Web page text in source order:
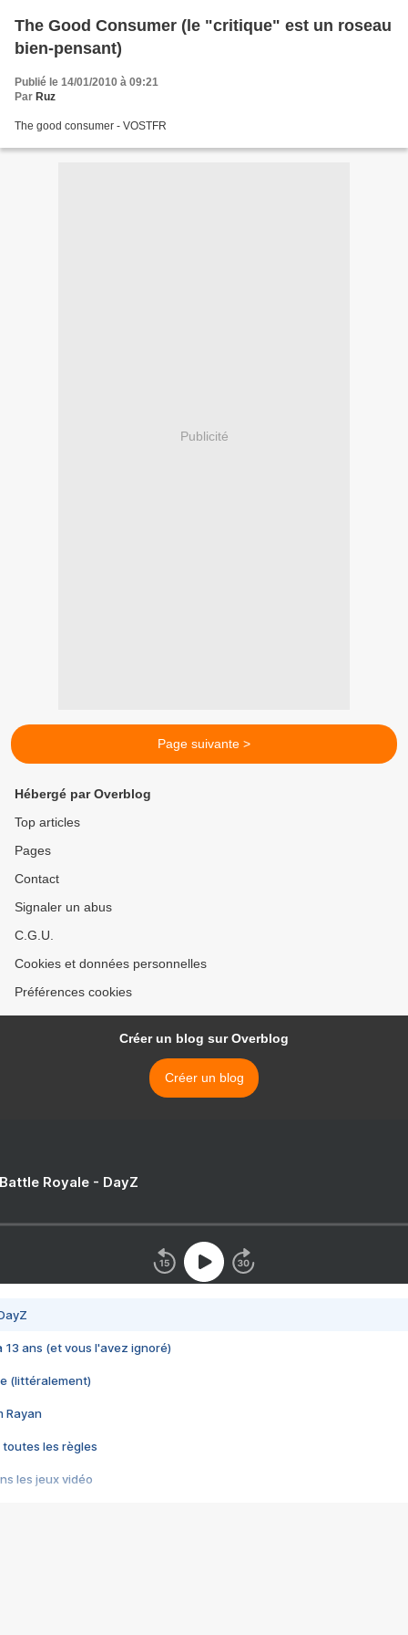
The Good Consumer (le "critique" est un roseau
bien-pensant)
Publié le 14/01/2010 à 09:21
Par Ruz
The good consumer - VOSTFR
Publicité
Page suivante >
Hébergé par Overblog
Top articles
Pages
Contact
Signaler un abus
C.G.U.
Cookies et données personnelles
Préférences cookies
Créer un blog sur Overblog
Créer un blog
Royale - DayZ
13 ans (et vous l'avez ignoré)
(littéralement)
Rayan
toutes les règles
les jeux vidéo